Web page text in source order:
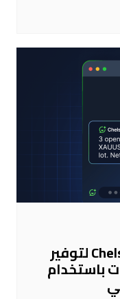
ThinkMarkets تطلق ChelseaAI لتوفير
باستخدام